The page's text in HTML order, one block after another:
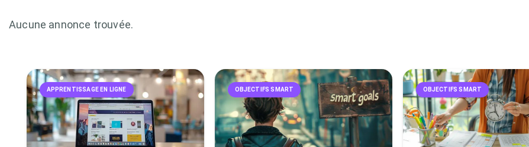
Aucune annonce trouvée.
APPRENTISSAGE EN LIGNE OBJECTIFS SMART OBJECTIFS SMART